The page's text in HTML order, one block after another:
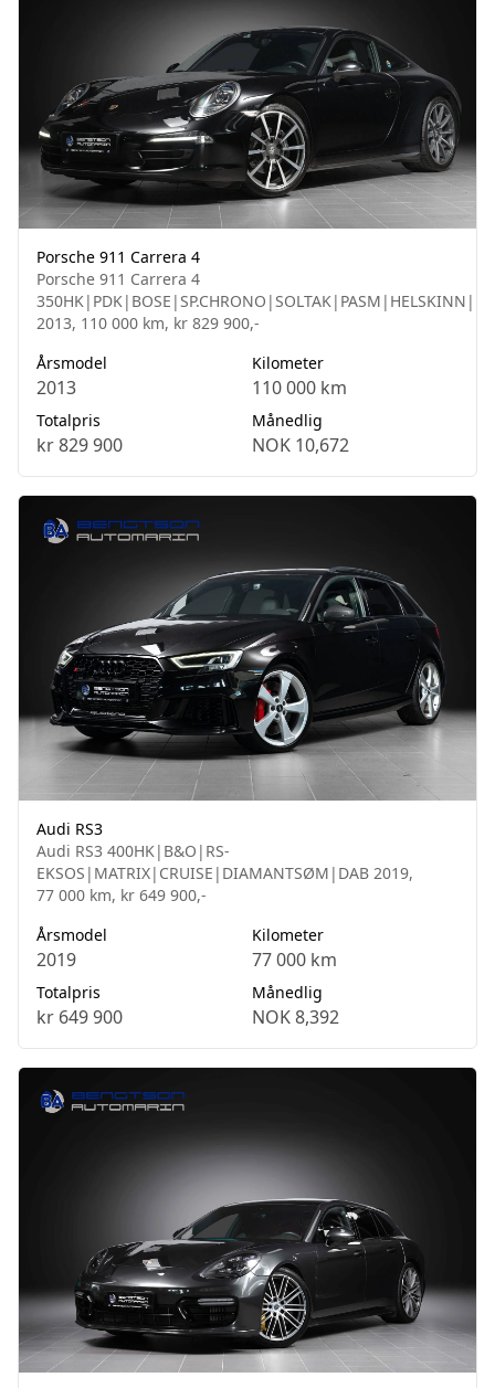
Porsche 911 Carrera 4
Porsche 911 Carrera 4
2013, 110 000 km, kr 829 900,-
Årsmodel
2013
Kilometer
110 000 km
Totalpris
kr 829 900
Månedlig
NOK 10,672
Audi RS3
Audi RS3 400HK|B&O|RS-
EKSOS|MATRIX|CRUISE|DIAMANTSØM|DAB 2019,
77 000 km, kr 649 900,-
Årsmodel
2019
Kilometer
77 000 km
Totalpris
kr 649 900
Månedlig
NOK 8,392